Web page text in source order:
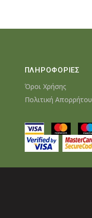
ΠΛΗΡΟΦΟΡΙΕΣ
Όροι Χρήσης
Πολιτική Απορρήτου